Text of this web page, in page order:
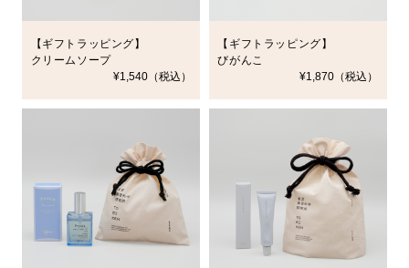
【ギフトラッピング】
クリームソープ
¥1,540（税込）
【ギフトラッピング】
びがんこ
¥1,870（税込）